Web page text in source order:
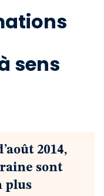
revue
Boutique
sens
2014,
sont
plus